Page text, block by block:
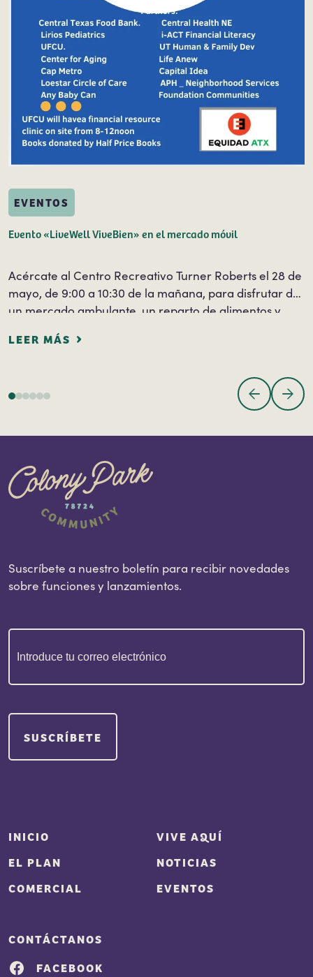
EVENTOS
Evento «LiveWell ViveBien» en el mercado móvil
Acércate al Centro Recreativo Turner Roberts el 28 de
mayo, de 9:00 a 10:30 de la mañana, para disfrutar de
un mercado ambulante, un reparto de alimentos y
información y los servicios gratuitos serán…
LEER MÁS
Suscríbete a nuestro boletín para recibir novedades
sobre funciones y lanzamientos.
Correo
electrónico(Obligatorio)
SUSCRÍBETE
INICIO
VIVE AQUÍ
EL PLAN
NOTICIAS
COMERCIAL
EVENTOS
CONTÁCTANOS
FACEBOOK